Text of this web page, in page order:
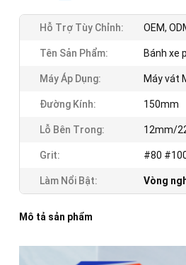
Hỗ Trợ Tùy Chỉnh: OEM,
Tên Sản Phẩm: Bánh xe
Máy Áp Dụng: Máy vát
Đường Kính: 150mm
Lỗ Bên Trong: 12mm/
Grit: #80
Làm Nổi Bật: Vòng
Mô tả sản phẩm